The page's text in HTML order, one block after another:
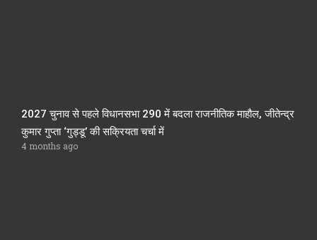
2027 चुनाव से पहले विधानसभा 290 में बदला राजनीतिक माहौल, जीतेन्द्र
कुमार गुप्ता ‘गुड्डू’ की सक्रियता चर्चा में
4 months ago